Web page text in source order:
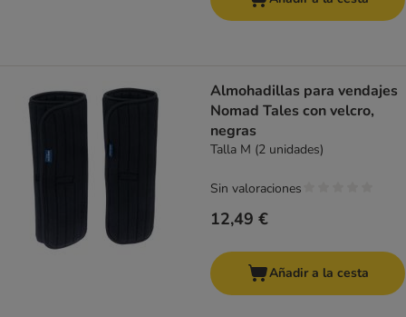
Almohadillas para vendajes
Nomad Tales con velcro,
negras
Talla M (2 unidades)
12,49 €
Sin valoraciones
Añadir a la cesta